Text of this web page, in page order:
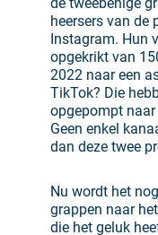
heersers van de
Instagram. Hun
opgekrikt van
2022 naar een
TikTok? Die
opgepompt
Geen enkel
dan deze twee
Nu wordt het
grappen naar
die het geluk